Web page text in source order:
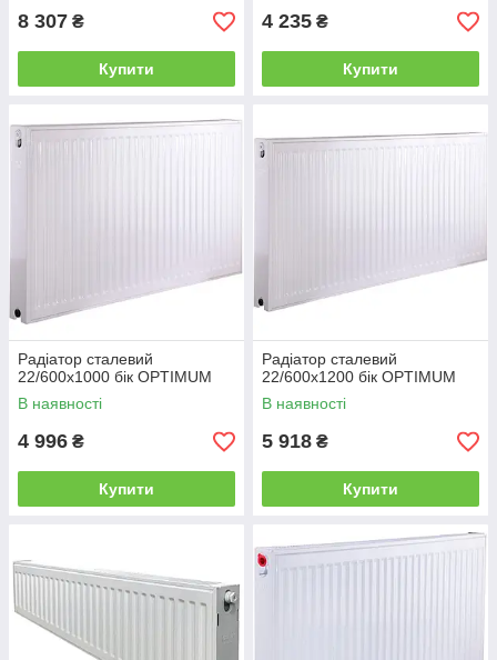
8 307 ₴
Купити
4 235 ₴
Купити
Радіатор сталевий
22/600х1000 бік OPTIMUM
В наявності
4 996 ₴
Купити
Радіатор сталевий
22/600х1200 бік OPTIMUM
В наявності
5 918 ₴
Купити